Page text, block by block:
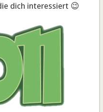
dich interessiert 😉